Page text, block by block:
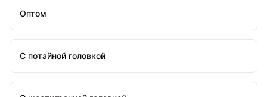
Оптом
С потайной головкой